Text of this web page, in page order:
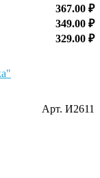
367.00 ₽
349.00 ₽
329.00 ₽
Арт. И2611